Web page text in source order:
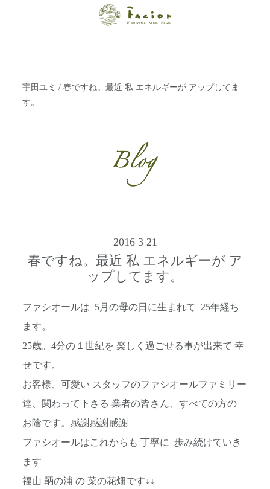
ン ファシオー
ルでご提案しま
す。
宇田ユミ / 春ですね。最近 私 エネルギーが アップしてま
す。
2016 3 21
春ですね。最近 私 エネルギーが ア
ップしてます。
ファシオールは 5月の母の日に生まれて 25年経ち
ます。
25歳。4分の１世紀を 楽しく過ごせる事が出来て 幸
せです。
お客様、可愛い スタッフのファシオールファミリー
達、関わって下さる 業者の皆さん、すべての方の
お陰です。感謝感謝感謝
ファシオールはこれからも 丁寧に 歩み続けていき
ます
福山 鞆の浦 の 菜の花畑です↓↓